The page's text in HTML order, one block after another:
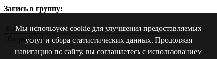
Мы используем cookie для улучшения предоставляемых
услуг и сбора статистических данных. Продолжая
навигацию по сайту, вы соглашаетесь с использованием
Запись в группу:
Отправить